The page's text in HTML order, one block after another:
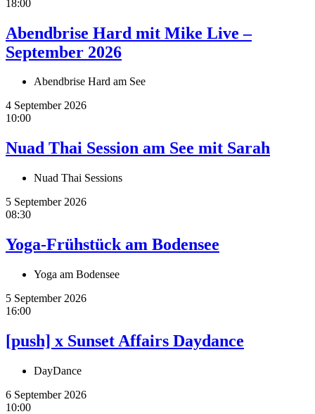
18:00
Abendbrise Hard mit Mike Live –
September 2026
Abendbrise Hard am See
4 September 2026
10:00
Nuad Thai Session am See mit Sarah
Nuad Thai Sessions
5 September 2026
08:30
Yoga-Frühstück am Bodensee
Yoga am Bodensee
5 September 2026
16:00
[push] x Sunset Affairs Daydance
DayDance
6 September 2026
10:00